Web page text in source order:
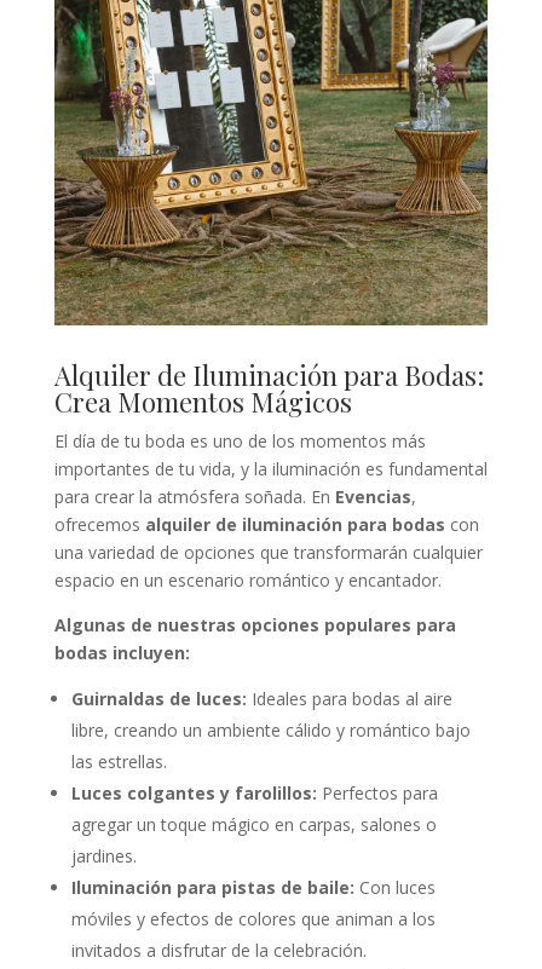
Alquiler de Iluminación para Bodas:
Crea Momentos Mágicos
El día de tu boda es uno de los momentos más
importantes de tu vida, y la iluminación es fundamental
para crear la atmósfera soñada. En Evencias,
ofrecemos alquiler de iluminación para bodas con
una variedad de opciones que transformarán cualquier
espacio en un escenario romántico y encantador.
Algunas de nuestras opciones populares para
bodas incluyen:
Guirnaldas de luces: Ideales para bodas al aire
libre, creando un ambiente cálido y romántico bajo
las estrellas.
Luces colgantes y farolillos: Perfectos para
agregar un toque mágico en carpas, salones o
jardines.
Iluminación para pistas de baile: Con luces
móviles y efectos de colores que animan a los
invitados a disfrutar de la celebración.